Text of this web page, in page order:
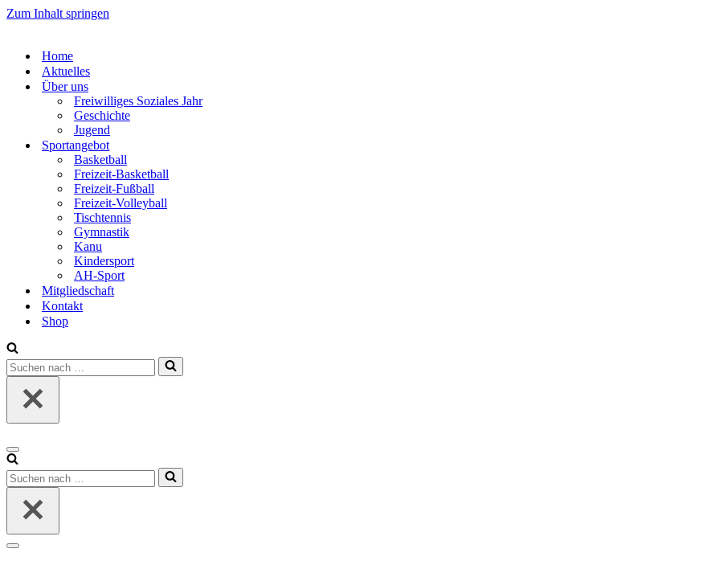
Zum Inhalt springen
Home
Aktuelles
Über uns
Freiwilliges Soziales Jahr
Geschichte
Jugend
Sportangebot
Basketball
Freizeit-Basketball
Freizeit-Fußball
Freizeit-Volleyball
Tischtennis
Gymnastik
Kanu
Kindersport
AH-Sport
Mitgliedschaft
Kontakt
Shop
Suchen
nach …
Navigationsmenü
Suchen
nach …
Navigationsmenü